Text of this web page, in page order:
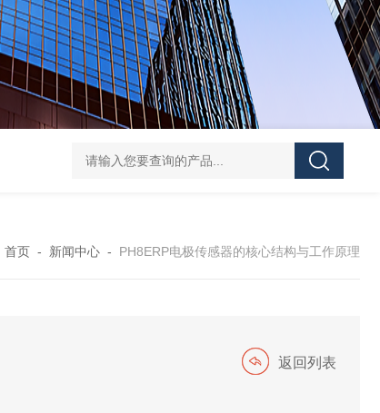
EJA438E-DHSCJ-910DA隔膜密封式压力变送器
首页 - 新闻中心 - PH8ERP电极传感器的核心结构与工作原理
返回列表